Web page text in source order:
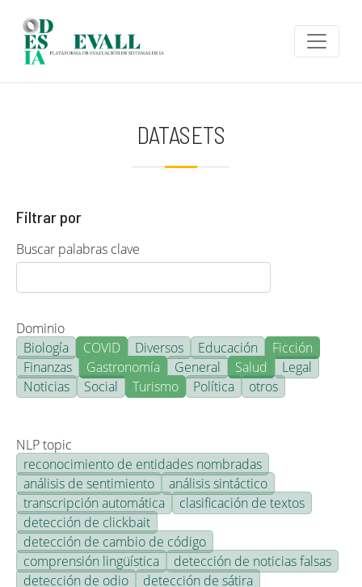
DATASETS
Filtrar por
Buscar palabras clave
Dominio
Biología
COVID Diversos Educación
Ficción
Finanzas
Gastronomía General Salud
Legal
Noticias
Social Turismo Política otros
NLP topic
reconocimiento de entidades nombradas
análisis de sentimiento
análisis sintáctico
transcripción automática
clasificación de textos
detección de clickbait
detección de cambio de código
comprensión lingüística
detección de noticias falsas
detección de odio
detección de sátira